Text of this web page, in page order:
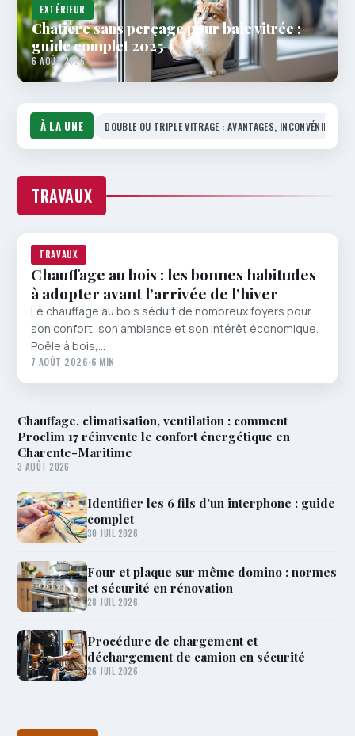
EXTÉRIEUR
Chatière sans perçage pour baie vitrée :
guide complet 2025
6 AOÛT 2026
À LA UNE DOUBLE OU TRIPLE VITRAGE : AVANTAGES,
TRAVAUX
TRAVAUX
Chauffage au bois : les bonnes habitudes
à adopter avant l’arrivée de l’hiver
Le chauffage au bois séduit de nombreux foyers pour
son confort, son ambiance et son intérêt économique.
Poêle à bois,…
7 AOÛT 2026·6 MIN
Chauffage, climatisation, ventilation : comment
Proclim 17 réinvente le confort énergétique en
Charente-Maritime
3 AOÛT 2026
Identifier les 6 fils d’un interphone : guide
complet
30 JUIL 2026
Four et plaque sur même domino : normes
et sécurité en rénovation
28 JUIL 2026
Procédure de chargement et
déchargement de camion en sécurité
26 JUIL 2026